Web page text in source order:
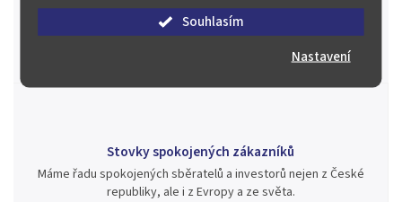
Souhlasím
Nastavení
Během té doby jsme v našich aukcích prodali významné sbírky i
Stovky spokojených zákazníků
Máme řadu spokojených sběratelů a investorů nejen z České
republiky, ale i z Evropy a ze světa.